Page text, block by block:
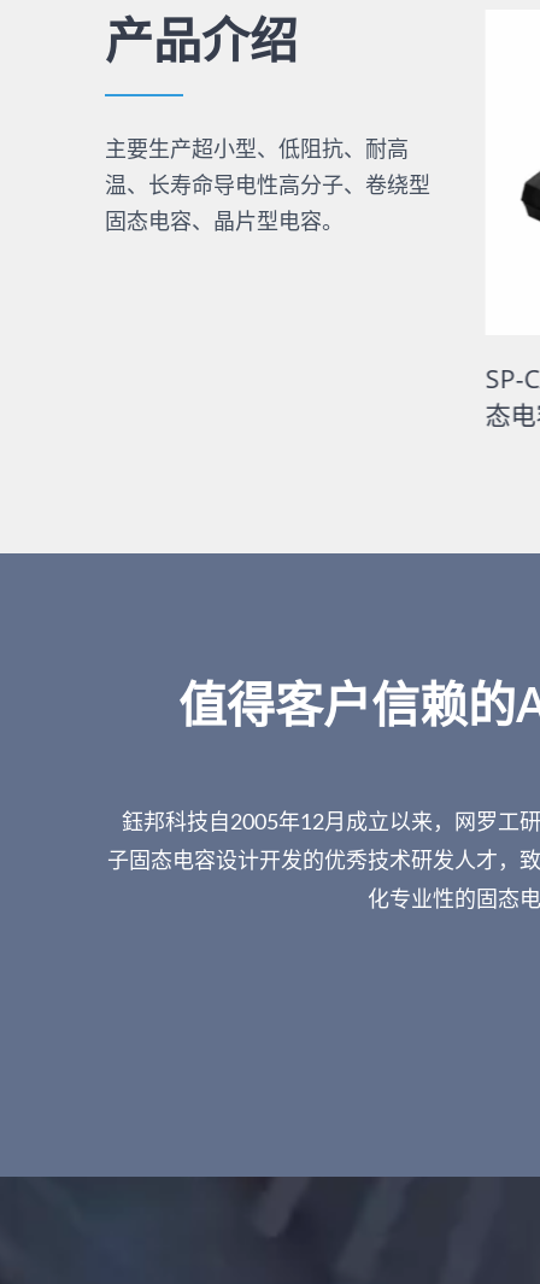
产品介绍
主要生产超小型、低阻抗、耐高
温、长寿命导电性高分子、卷绕型
固态电容、晶片型电容。
SP-
态电
值得客户信赖的
鈺邦科技自2005年12月成立以来，网罗工
子固态电容设计开发的优秀技术研发人才，
化专业性的固态